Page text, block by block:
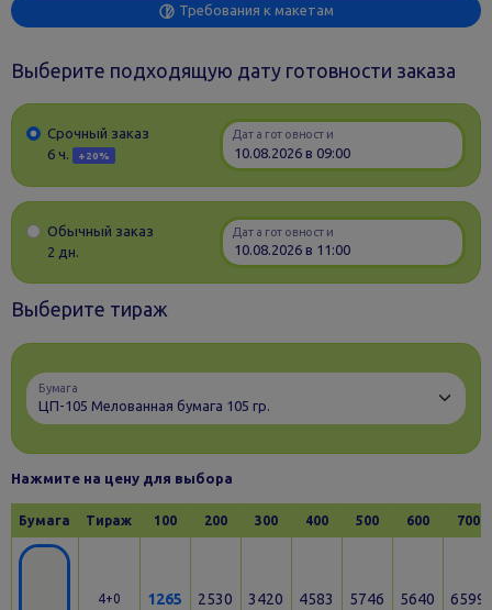
Требования к макетам
Выберите подходящую дату готовности заказа
Срочный заказ
6 ч.
+20%
Дата готовности
Обычный заказ
2 дн.
Дата готовности
Выберите тираж
Бумага
Нажмите на цену для выбора
Бумага Тираж 100 200 300 400 500 600 700
4+0 1265 2530 3420 4583 5746 5640 6599